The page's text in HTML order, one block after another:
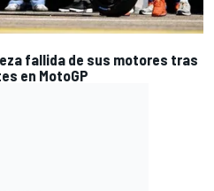
fallida de sus motores tras
en MotoGP